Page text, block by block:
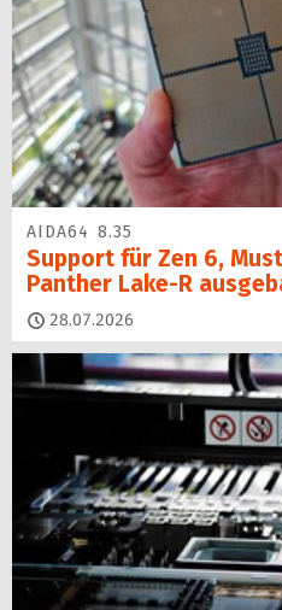
AIDA64 8.35
Support für Zen 6,
Panther Lake-R
28.07.2026